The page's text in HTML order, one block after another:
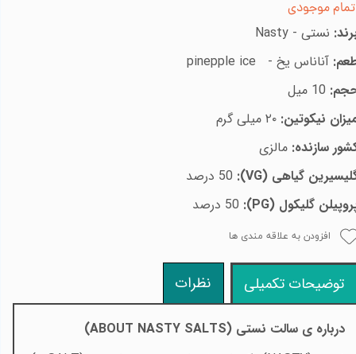
موجودی
نستی - Nasty
آناناس یخ -
pinepple
نیکوتین:
سازنده: مالزی
گیاهی (VG
):
گلیکول (PG
):
افزودن به علاقه مندی ها
توضیحات تکمیلی نظرات
درباره ی سالت نستی (ABOUT NASTY SALTS)